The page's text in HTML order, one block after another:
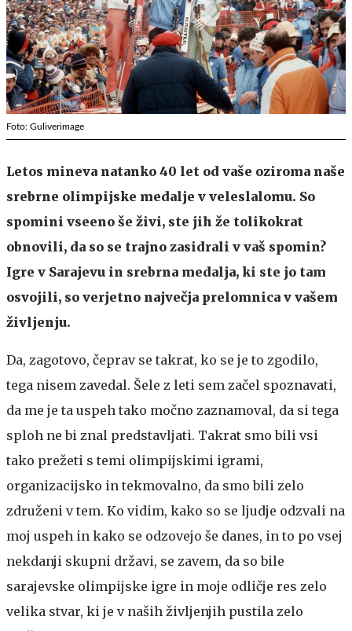
Foto: Guliverimage
Letos mineva natanko 40 let od vaše oziroma naše
srebrne olimpijske medalje v veleslalomu. So
spomini vseeno še živi, ste jih že tolikokrat
obnovili, da so se trajno zasidrali v vaš spomin?
Igre v Sarajevu in srebrna medalja, ki ste jo tam
osvojili, so verjetno največja prelomnica v vašem
življenju.
Da, zagotovo, čeprav se takrat, ko se je to zgodilo,
tega nisem zavedal. Šele z leti sem začel spoznavati,
da me je ta uspeh tako močno zaznamoval, da si tega
sploh ne bi znal predstavljati. Takrat smo bili vsi
tako prežeti s temi olimpijskimi igrami,
organizacijsko in tekmovalno, da smo bili zelo
združeni v tem. Ko vidim, kako so se ljudje odzvali na
moj uspeh in kako se odzovejo še danes, in to po vsej
nekdanji skupni državi, se zavem, da so bile
sarajevske olimpijske igre in moje odličje res zelo
velika stvar, ki je v naših življenjih pustila zelo